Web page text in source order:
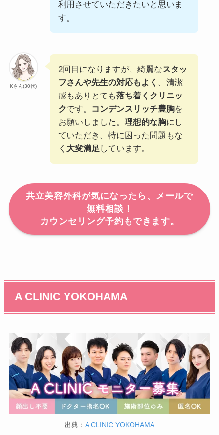
利用させていただきたいと思いま
す。
Kさん(30代)
2回目になりますが、綺麗なスタッ
フさんや先生の対応もよく 、清潔
感もありとても落ち着くクリニッ
クです。 コンデンスリッチ豊胸を
お願いしました。 理想的な胸にし
ていただき、特に困った問題もな
く 大変満足しています。
共立美容外科が気になったら、メールで
無料相談！
カウンセリング予約もできます。
A CLINIC YOKOHAMA
出典： A CLINIC YOKOHAMA